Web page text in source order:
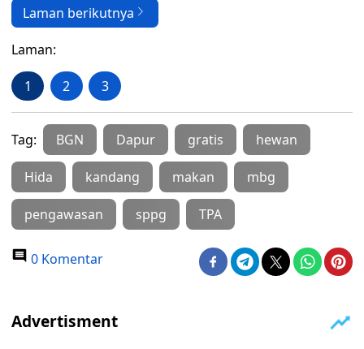
Laman berikutnya
Laman:
1 2 3
Tag: BGN Dapur gratis hewan
Hida kandang makan mbg
pengawasan sppg TPA
0 Komentar